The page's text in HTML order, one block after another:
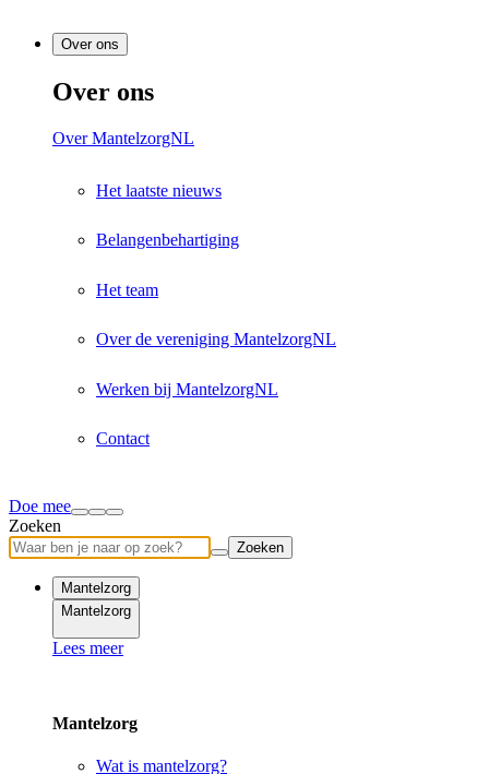
Over ons
Over ons
Over MantelzorgNL
Het laatste nieuws
Belangenbehartiging
Het team
Over de vereniging MantelzorgNL
Werken bij MantelzorgNL
Contact
Doe mee
Zoeken
Zoeken
Mantelzorg
Mantelzorg
Lees meer
Mantelzorg
Wat is mantelzorg?